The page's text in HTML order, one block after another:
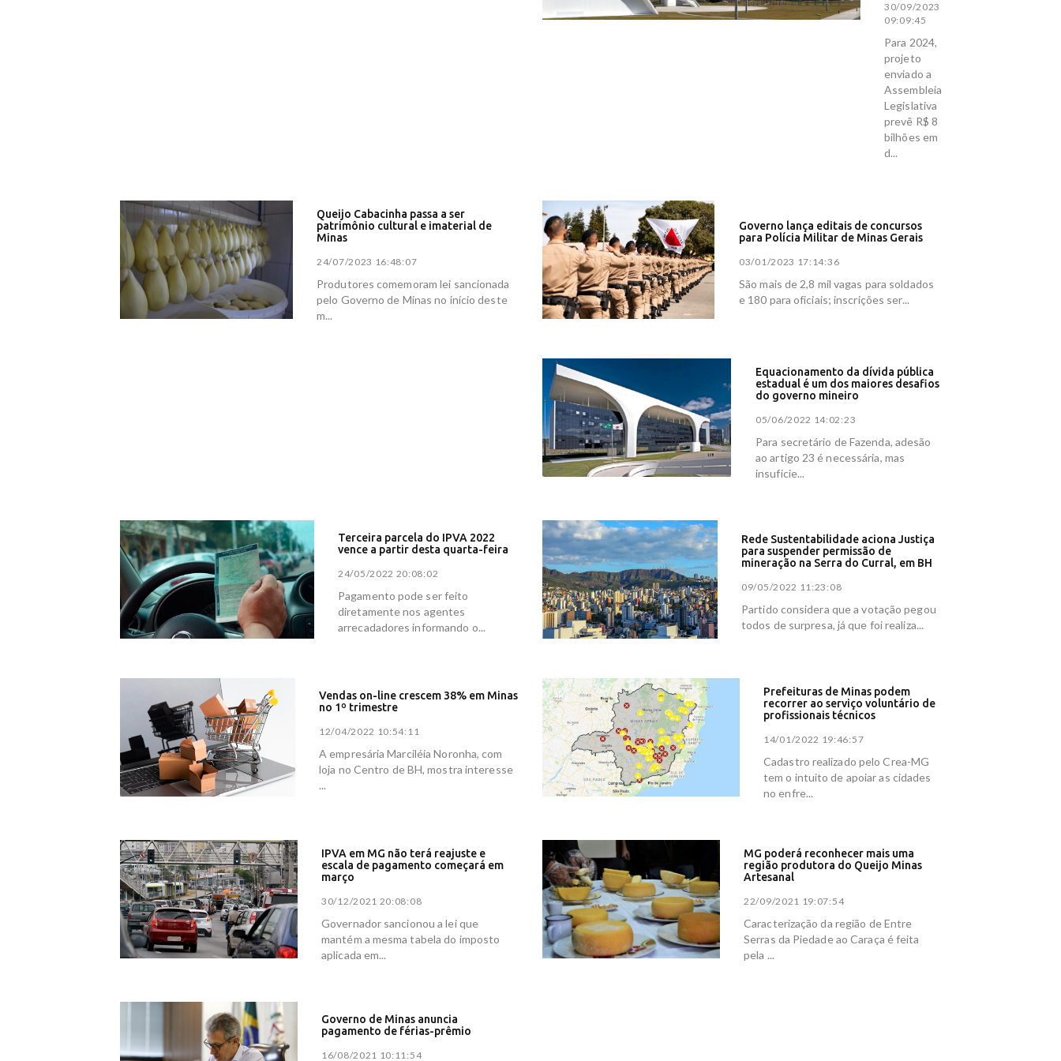
Batida entre carretas arranca cabine e trava a Via Dutra; interdição durou 9 horas - G1
30/09/2023
09:09:45
Para 2024,
projeto
enviado a
Assembleia
Legislativa
prevê R$ 8
bilhões em
d...
Queijo Cabacinha passa a ser
patrimônio cultural e imaterial de
Minas
24/07/2023 16:48:07
Produtores comemoram lei sancionada
pelo Governo de Minas no início deste
m...
Governo lança editais de concursos
para Polícia Militar de Minas Gerais
03/01/2023 17:14:36
São mais de 2,8 mil vagas para soldados
e 180 para oficiais; inscrições ser...
Equacionamento da dívida pública
estadual é um dos maiores desafios
do governo mineiro
05/06/2022 14:02:23
Para secretário de Fazenda, adesão
ao artigo 23 é necessária, mas
insuficie...
Terceira parcela do IPVA 2022
vence a partir desta quarta-feira
24/05/2022 20:08:02
Pagamento pode ser feito
diretamente nos agentes
arrecadadores informando o...
Rede Sustentabilidade aciona Justiça
para suspender permissão de
mineração na Serra do Curral, em BH
09/05/2022 11:23:08
Partido considera que a votação pegou
todos de surpresa, já que foi realiza...
Vendas on-line crescem 38% em Minas
no 1º trimestre
12/04/2022 10:54:11
A empresária Marciléia Noronha, com
loja no Centro de BH, mostra interesse
...
Prefeituras de Minas podem
recorrer ao serviço voluntário de
profissionais técnicos
14/01/2022 19:46:57
Cadastro realizado pelo Crea-MG
tem o intuito de apoiar as cidades
no enfre...
IPVA em MG não terá reajuste e
escala de pagamento começará em
março
30/12/2021 20:08:08
Governador sancionou a lei que
mantém a mesma tabela do imposto
aplicada em...
MG poderá reconhecer mais uma
região produtora do Queijo Minas
Artesanal
22/09/2021 19:07:54
Caracterização da região de Entre
Serras da Piedade ao Caraça é feita
pela ...
Governo de Minas anuncia
pagamento de férias-prêmio
16/08/2021 10:11:54